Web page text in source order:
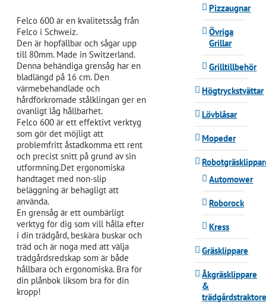
Felco 600 är en kvalitetssåg från
Felco i Schweiz.
Den är hopfällbar och sågar upp
till 80mm. Made in Switzerland.
Denna behändiga grensåg har en
bladlängd på 16 cm. Den
värmebehandlade och
hårdförkromade stålklingan ger en
ovanligt låg hållbarhet.
Felco 600 är ett effektivt verktyg
som gör det möjligt att
problemfritt åstadkomma ett rent
och precist snitt på grund av sin
utformning.Det ergonomiska
handtaget med non-slip
beläggning är behagligt att
använda.
En grensåg är ett oumbärligt
verktyg för dig som vill hålla efter
i din trädgård, beskära buskar och
träd och är noga med att välja
trädgårdsredskap som är både
hållbara och ergonomiska. Bra för
din plånbok liksom bra för din
kropp!
Pizzaugnar
Övriga
Grillar
Grilltillbehör
Högtryckstvättar
Lövblåsar
Mopeder
Automower
Roborock
Kress
Gräsklippare
Åkgräsklippare
&